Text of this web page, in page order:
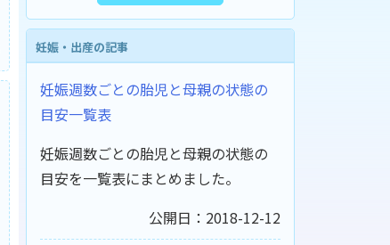
妊娠・出産の記事
妊娠週数ごとの胎児と母親の状態の
目安一覧表
妊娠週数ごとの胎児と母親の状態の
目安を一覧表にまとめました。
公開日：2018-12-12